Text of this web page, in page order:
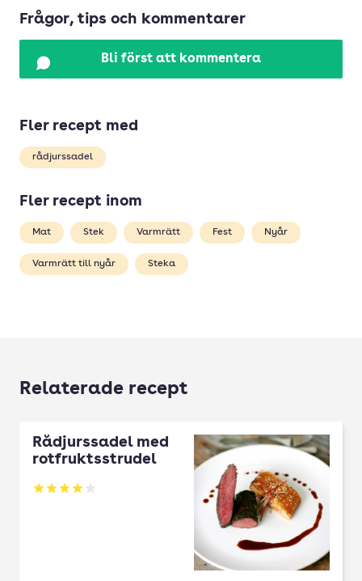
Frågor, tips och kommentarer
Bli först att kommentera
Fler recept med
rådjurssadel
Fler recept inom
Mat Stek Varmrätt Fest Nyår
Varmrätt till nyår Steka
Relaterade recept
Rådjurssadel med
rotfruktsstrudel
Betyg: 3.93 av 5